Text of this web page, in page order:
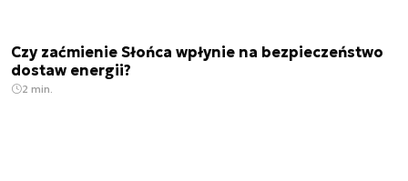
Czy zaćmienie Słońca wpłynie na bezpieczeństwo
dostaw energii?
2 min.